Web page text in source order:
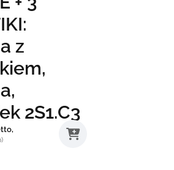
z
2S1.C3